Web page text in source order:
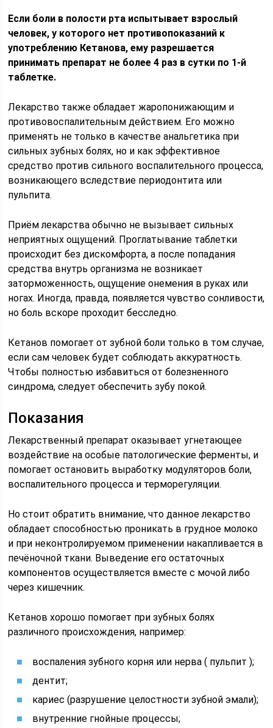
Если боли в полости рта испытывает взрослый
человек, у которого нет противопоказаний к
употреблению Кетанова, ему разрешается
принимать препарат не более 4 раз в сутки по 1-й
таблетке.
Лекарство также обладает жаропонижающим и
противовоспалительным действием. Его можно
применять не только в качестве анальгетика при
сильных зубных болях, но и как эффективное
средство против сильного воспалительного процесса,
возникающего вследствие периодонтита или
пульпита.
Приём лекарства обычно не вызывает сильных
неприятных ощущений. Проглатывание таблетки
происходит без дискомфорта, а после попадания
средства внутрь организма не возникает
заторможенность, ощущение онемения в руках или
ногах. Иногда, правда, появляется чувство сонливости,
но боль вскоре проходит бесследно.
Кетанов помогает от зубной боли только в том случае,
если сам человек будет соблюдать аккуратность.
Чтобы полностью избавиться от болезненного
синдрома, следует обеспечить зубу покой.
Показания
Лекарственный препарат оказывает угнетающее
воздействие на особые патологические ферменты, и
помогает остановить выработку модуляторов боли,
воспалительного процесса и терморегуляции.
Но стоит обратить внимание, что данное лекарство
обладает способностью проникать в грудное молоко
и при неконтролируемом применении накапливается в
печёночной ткани. Выведение его остаточных
компонентов осуществляется вместе с мочой либо
через кишечник.
Кетанов хорошо помогает при зубных болях
различного происхождения, например:
воспаления зубного корня или нерва ( пульпит );
дентит;
кариес (разрушение целостности зубной эмали);
внутренние гнойные процессы;